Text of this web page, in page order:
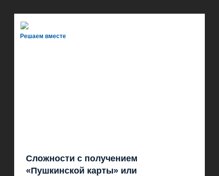
Решаем вместе
Сложности с получением
«Пушкинской карты» или